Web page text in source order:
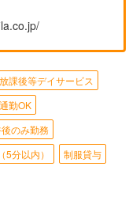
課後等デイサービス
勤OK
のみ勤務
5分以内）
制服貸与